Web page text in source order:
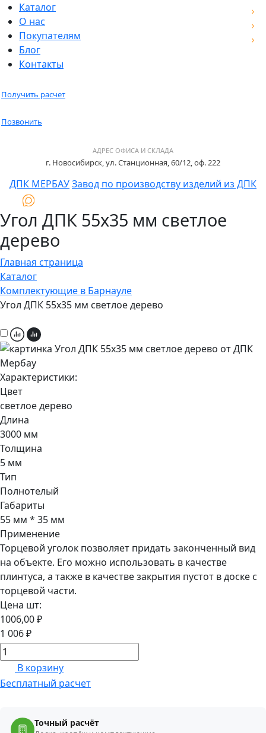
Каталог
О нас
Покупателям
Блог
Контакты
Получить расчет
Позвонить
АДРЕС ОФИСА И СКЛАДА
г. Новосибирск, ул. Станционная, 60/12, оф. 222
ДПК МЕРБАУЗавод по производству изделий из ДПК
Угол ДПК 55x35 мм светлое
дерево
Главная страница
Каталог
Комплектующие в Барнауле
Угол ДПК 55x35 мм светлое дерево
Характеристики:
Цвет
светлое дерево
Длина
3000 мм
Толщина
5 мм
Тип
Полнотелый
Габариты
55 мм * 35 мм
Применение
Торцевой уголок позволяет придать законченный вид
на объекте. Его можно использовать в качестве
плинтуса, а также в качестве закрытия пустот в доске с
торцевой части.
Цена шт:
1006,00 ₽
1 006 ₽
В корзину
Бесплатный расчет
Точный расчёт